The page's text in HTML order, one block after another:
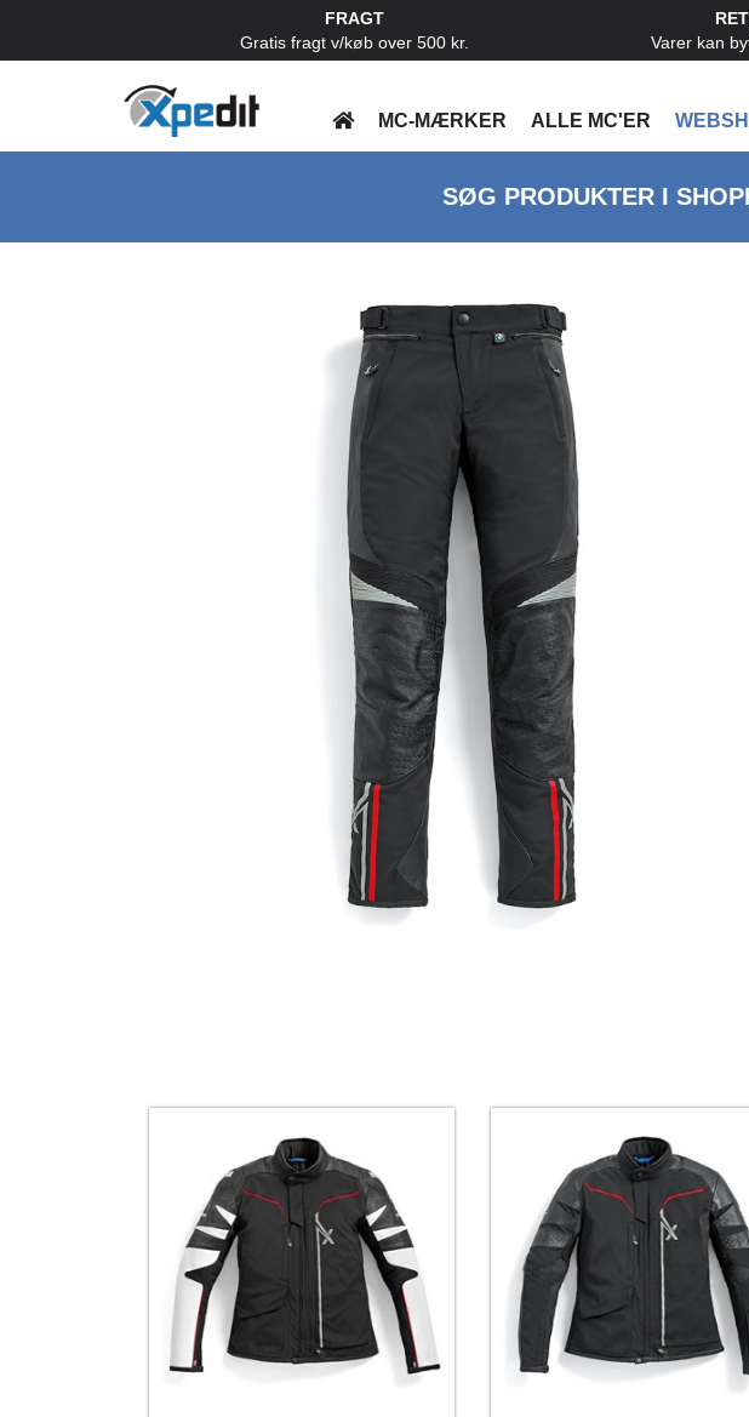
MC-MÆRKER ALLE MC'ER
FRAGT
Gratis fragt v/køb over 500 kr.
Varer kan
SØG PRODUKTER I